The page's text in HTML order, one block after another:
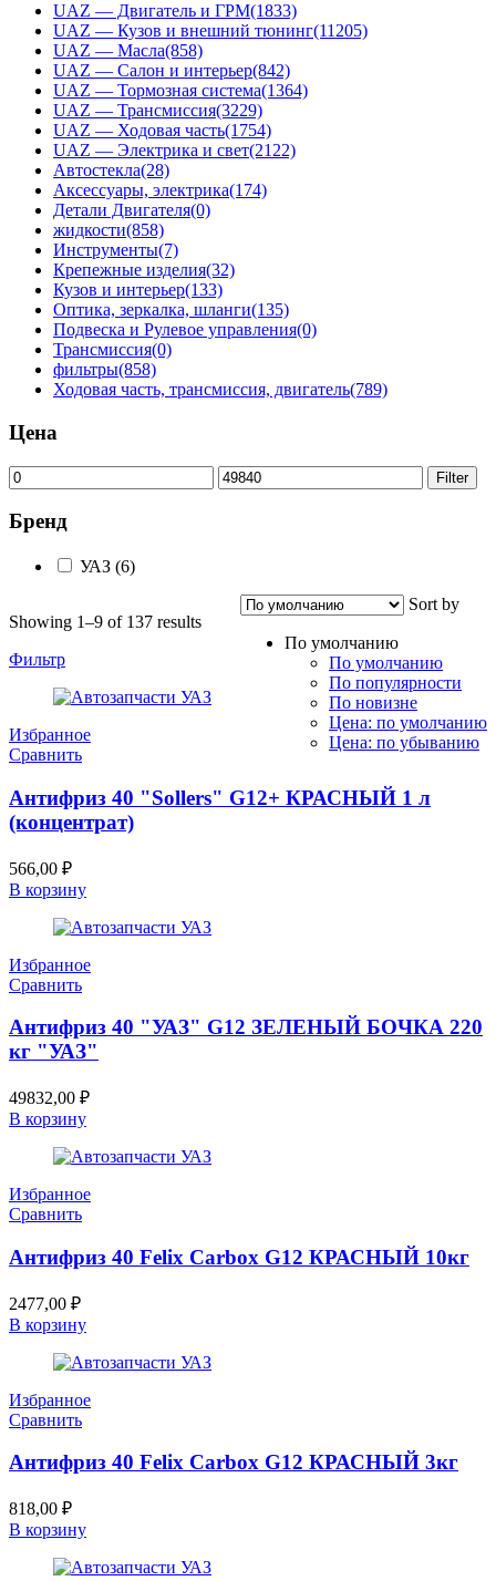
UAZ — Двигатель и ГРМ(1833)
UAZ — Кузов и внешний тюнинг(11205)
UAZ — Масла(858)
UAZ — Салон и интерьер(842)
UAZ — Тормозная система(1364)
UAZ — Трансмиссия(3229)
UAZ — Ходовая часть(1754)
UAZ — Электрика и свет(2122)
Автостекла(28)
Аксессуары, электрика(174)
Детали Двигателя(0)
жидкости(858)
Инструменты(7)
Крепежные изделия(32)
Кузов и интерьер(133)
Оптика, зеркалка, шланги(135)
Подвеска и Рулевое управления(0)
Трансмиссия(0)
фильтры(858)
Ходовая часть, трансмиссия, двигатель(789)
Цена
Min
price
Max
price
Filter
Бренд
УАЗ (6)
Showing 1–9 of 137 results
Sort by
По умолчанию
По умолчанию
По популярности
По новизне
Цена: по умолчанию
Цена: по убыванию
Фильтр
Избранное
Сравнить
Антифриз 40 "Sollers" G12+ КРАСНЫЙ 1 л
(концентрат)
566,00 ₽
В корзину
Избранное
Сравнить
Антифриз 40 "УАЗ" G12 ЗЕЛЕНЫЙ БОЧКА 220
кг "УАЗ"
49832,00 ₽
В корзину
Избранное
Сравнить
Антифриз 40 Felix Carbox G12 КРАСНЫЙ 10кг
2477,00 ₽
В корзину
Избранное
Сравнить
Антифриз 40 Felix Carbox G12 КРАСНЫЙ 3кг
818,00 ₽
В корзину